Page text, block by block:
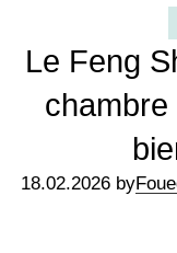
Le Feng
18.02.2026 by